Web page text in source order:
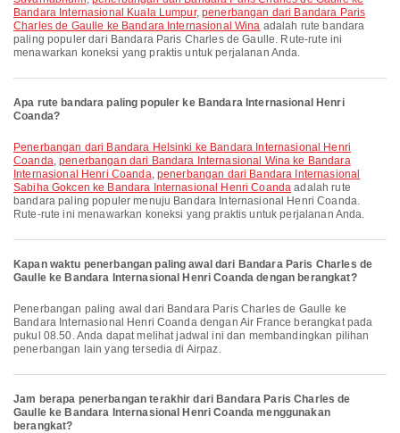
Bandara Internasional Kuala Lumpur,penerbangan dari Bandara Paris
Charles de Gaulle ke Bandara Internasional Wina adalah rute bandara
paling populer dari Bandara Paris Charles de Gaulle. Rute-rute ini
menawarkan koneksi yang praktis untuk perjalanan Anda.
Apa rute bandara paling populer ke Bandara Internasional Henri
Coanda?
penerbangan dari Bandara Helsinki ke Bandara Internasional Henri
Coanda,penerbangan dari Bandara Internasional Wina ke Bandara
Internasional Henri Coanda, penerbangan dari Bandara Internasional
Sabiha Gokcen ke Bandara Internasional Henri Coanda adalah rute
bandara paling populer menuju Bandara Internasional Henri Coanda.
Rute-rute ini menawarkan koneksi yang praktis untuk perjalanan Anda.
Kapan waktu penerbangan paling awal dari Bandara Paris Charles de
Gaulle ke Bandara Internasional Henri Coanda dengan berangkat?
Penerbangan paling awal dari Bandara Paris Charles de Gaulle ke
Bandara Internasional Henri Coanda dengan Air France berangkat pada
pukul 08.50. Anda dapat melihat jadwal ini dan membandingkan pilihan
penerbangan lain yang tersedia di Airpaz.
Jam berapa penerbangan terakhir dari Bandara Paris Charles de
Gaulle ke Bandara Internasional Henri Coanda menggunakan
berangkat?